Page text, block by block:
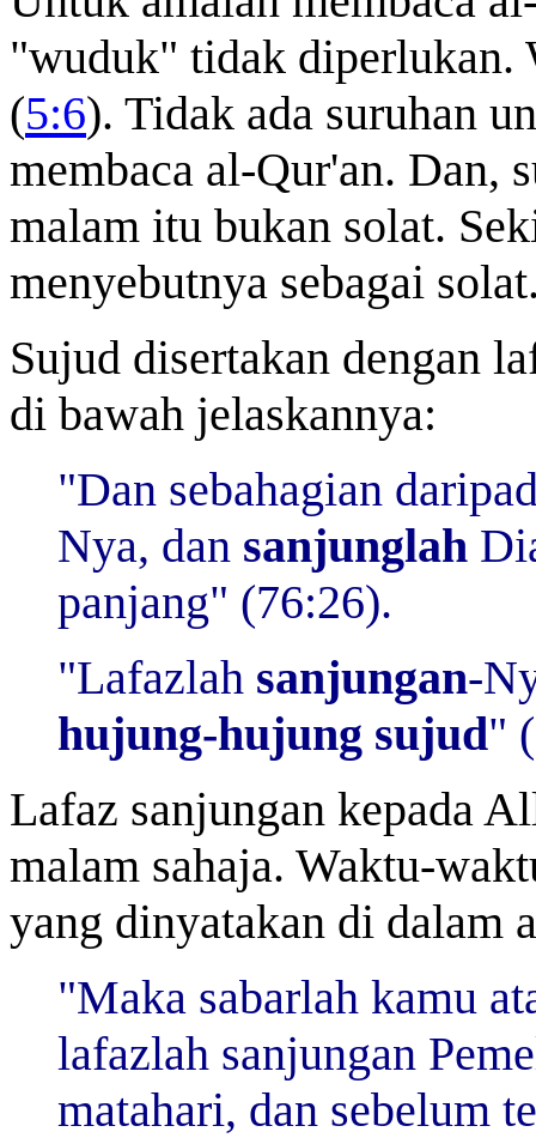
"wuduk" tidak diperlukan.
(5:6). Tidak ada suruhan
membaca al-Qur'an. Dan,
malam itu bukan solat.
menyebutnya sebagai
Sujud disertakan dengan
di bawah jelaskannya:
"Dan sebahagian
Nya, dan sanjunglah
panjang" (76:26).
"Lafazlah sanjungan-
hujung-hujung sujud"
Lafaz sanjungan kepada
malam sahaja. Waktu-
yang dinyatakan di dalam
"Maka sabarlah kamu
lafazlah sanjungan
matahari, dan sebelum